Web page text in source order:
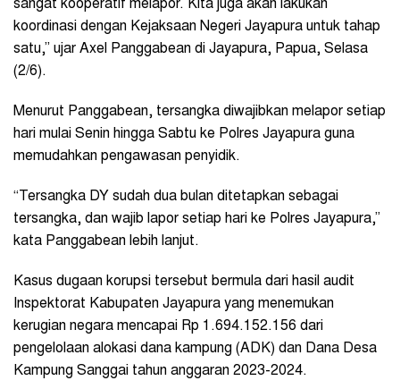
sangat kooperatif melapor. Kita juga akan lakukan
koordinasi dengan Kejaksaan Negeri Jayapura untuk tahap
satu,” ujar Axel Panggabean di Jayapura, Papua, Selasa
(2/6).
Menurut Panggabean, tersangka diwajibkan melapor setiap
hari mulai Senin hingga Sabtu ke Polres Jayapura guna
memudahkan pengawasan penyidik.
“Tersangka DY sudah dua bulan ditetapkan sebagai
tersangka, dan wajib lapor setiap hari ke Polres Jayapura,”
kata Panggabean lebih lanjut.
Kasus dugaan korupsi tersebut bermula dari hasil audit
Inspektorat Kabupaten Jayapura yang menemukan
kerugian negara mencapai Rp 1.694.152.156 dari
pengelolaan alokasi dana kampung (ADK) dan Dana Desa
Kampung Sanggai tahun anggaran 2023-2024.